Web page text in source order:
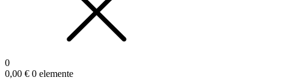
0
0,00 € 0 elemente